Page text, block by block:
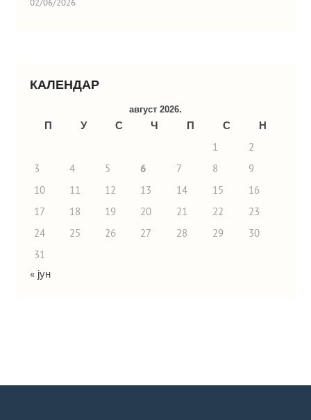
02/06/2026
КАЛЕНДАР
август 2026.
П У С Ч П С
Н
1
2
3
4 5 6 7 8
9
10
11 12 13 14 15
16
17
18 19 20 21 22
23
24
25 26 27 28 29
30
31
« јун